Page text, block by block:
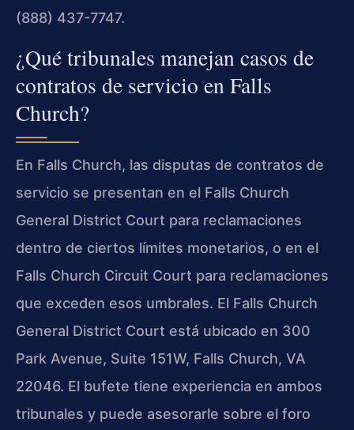
(888) 437-7747.
¿Qué tribunales manejan casos de
contratos de servicio en Falls
Church?
En Falls Church, las disputas de contratos de
servicio se presentan en el Falls Church
General District Court para reclamaciones
dentro de ciertos límites monetarios, o en el
Falls Church Circuit Court para reclamaciones
que exceden esos umbrales. El Falls Church
General District Court está ubicado en 300
Park Avenue, Suite 151W, Falls Church, VA
22046. El bufete tiene experiencia en ambos
tribunales y puede asesorarle sobre el foro